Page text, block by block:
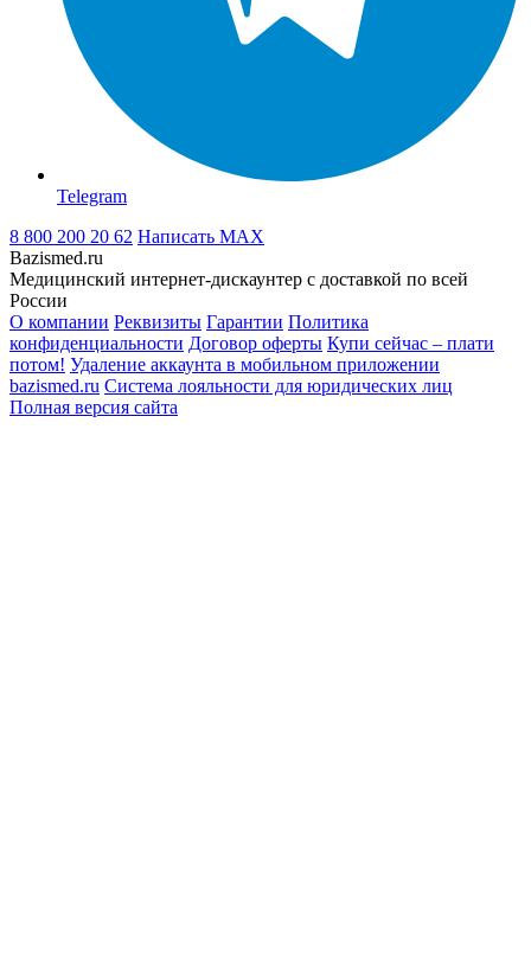
Telegram
8 800 200 20 62 Написать MAX
Bazismed.ru
Медицинский интернет-дискаунтер с доставкой по всей
России
О компании Реквизиты Гарантии Политика
конфиденциальности Договор оферты Купи сейчас – плати
потом! Удаление аккаунта в мобильном приложении
bazismed.ru Система лояльности для юридических лиц
Полная версия сайта